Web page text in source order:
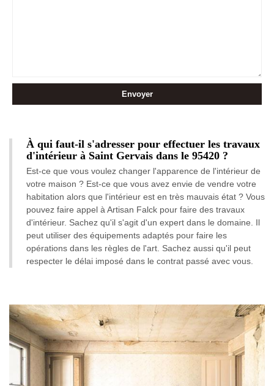
À qui faut-il s'adresser pour effectuer les travaux
d'intérieur à Saint Gervais dans le 95420 ?
Est-ce que vous voulez changer l'apparence de l'intérieur de
votre maison ? Est-ce que vous avez envie de vendre votre
habitation alors que l'intérieur est en très mauvais état ? Vous
pouvez faire appel à Artisan Falck pour faire des travaux
d'intérieur. Sachez qu'il s'agit d'un expert dans le domaine. Il
peut utiliser des équipements adaptés pour faire les
opérations dans les règles de l'art. Sachez aussi qu'il peut
respecter le délai imposé dans le contrat passé avec vous.